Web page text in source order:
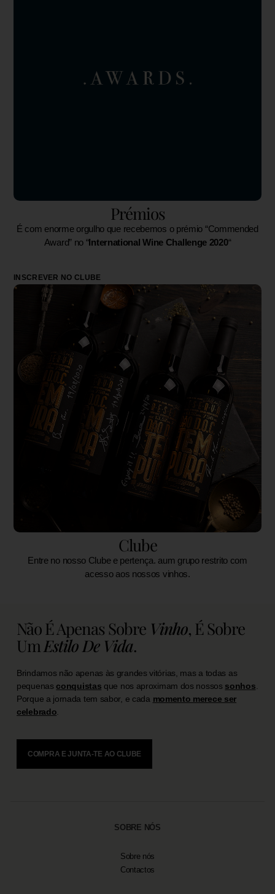
Prémios
É com enorme orgulho que recebemos o prémio “Commended
Award” no “International Wine Challenge 2020“
INSCREVER NO CLUBE
Clube
Entre no nosso Clube e pertença. aum grupo restrito com
acesso aos nossos vinhos.
Não É Apenas Sobre Vinho, É Sobre
Um Estilo De Vida.
Brindamos não apenas às grandes vitórias, mas a todas as
pequenas conquistas que nos aproximam dos nossos sonhos
Porque a jornada tem sabor, e cada momento merece ser
celebrado
COMPRA E JUNTA-TE AO CLUBE
SOBRE NÓS
Sobre nós
Contactos